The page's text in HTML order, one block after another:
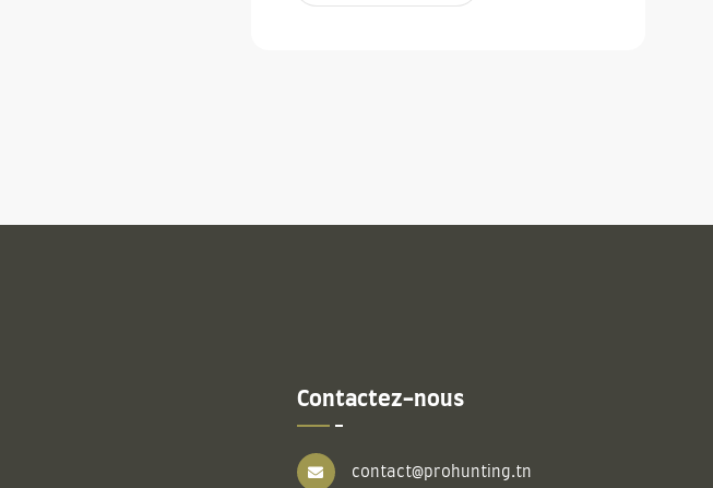
Contactez-nous
contact@prohunting.tn